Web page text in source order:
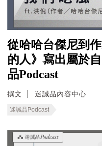
從哈哈台傑尼到
的人》寫出屬於
品Podcast
撰文 迷誠品內容中心
迷誠品Podcast